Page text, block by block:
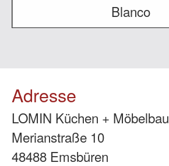
Blanco
Adresse
LOMIN Küchen + Möbelbau
Merianstraße 10
48488 Emsbüren